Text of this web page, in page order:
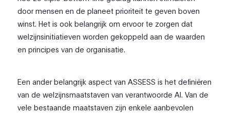
door mensen en de planeet prioriteit te geven boven
winst. Het is ook belangrijk om ervoor te zorgen dat
welzijnsinitiatieven worden gekoppeld aan de waarden
en principes van de organisatie.
Een ander belangrijk aspect van ASSESS is het definiëren
van de welzijnsmaatstaven van verantwoorde AI. Van de
vele bestaande maatstaven zijn enkele aanbevolen